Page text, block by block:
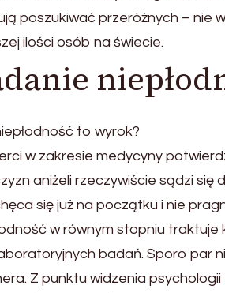
poszukiwać przeróżnych – nie
ilości osób na świecie.
to wyrok?
w zakresie medycyny
aniżeli rzeczywiście sądzi
się już na początku i nie
w równym stopniu traktuje
badań. Sporo par
Z punktu widzenia